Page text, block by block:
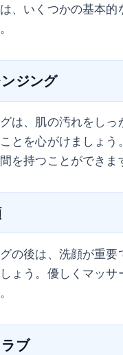
、いくつかの基本
ジング
は、肌の汚れをし
とを心がけましょ
を持つことができま
の後は、洗顔が重
ょう。優しくマッ
ブ